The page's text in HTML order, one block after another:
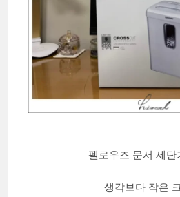
펠로우즈 문서 세단
생각보다 작은